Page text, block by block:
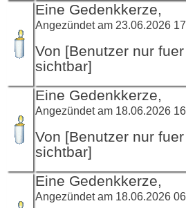
Eine Gedenkkerze,
Angezündet am 23.06.2026
Von [Benutzer nur
sichtbar]
Eine Gedenkkerze,
Angezündet am 18.06.2026
Von [Benutzer nur
sichtbar]
Eine Gedenkkerze,
Angezündet am 18.06.2026